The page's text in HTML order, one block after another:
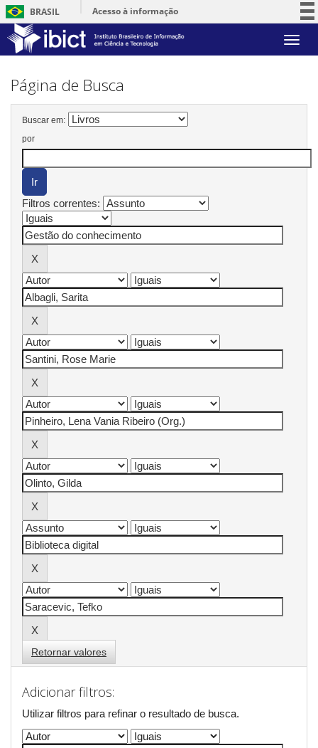
BRASIL
Acesso à informação
Serviços
Skip
Página de Busca
Buscar em:
por
Filtros correntes:
Retornar valores
Adicionar filtros:
Utilizar filtros para refinar o resultado de busca.